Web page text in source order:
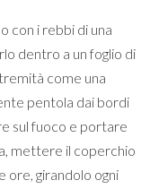
con i rebbi di una
dentro a un foglio di
come una
pentola dai bordi
sul fuoco e portare
mettere il coperchio
girandolo ogni